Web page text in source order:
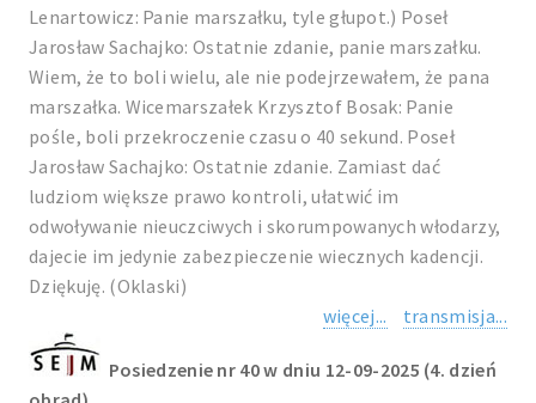
Lenartowicz: Panie marszałku, tyle głupot.) Poseł
Jarosław Sachajko: Ostatnie zdanie, panie marszałku.
Wiem, że to boli wielu, ale nie podejrzewałem, że pana
marszałka. Wicemarszałek Krzysztof Bosak: Panie
pośle, boli przekroczenie czasu o 40 sekund. Poseł
Jarosław Sachajko: Ostatnie zdanie. Zamiast dać
ludziom większe prawo kontroli, ułatwić im
odwoływanie nieuczciwych i skorumpowanych włodarzy,
dajecie im jedynie zabezpieczenie wiecznych kadencji.
Dziękuję. (Oklaski)
więcej...
transmisja...
Posiedzenie nr 40 w dniu 12-09-2025 (4. dzień